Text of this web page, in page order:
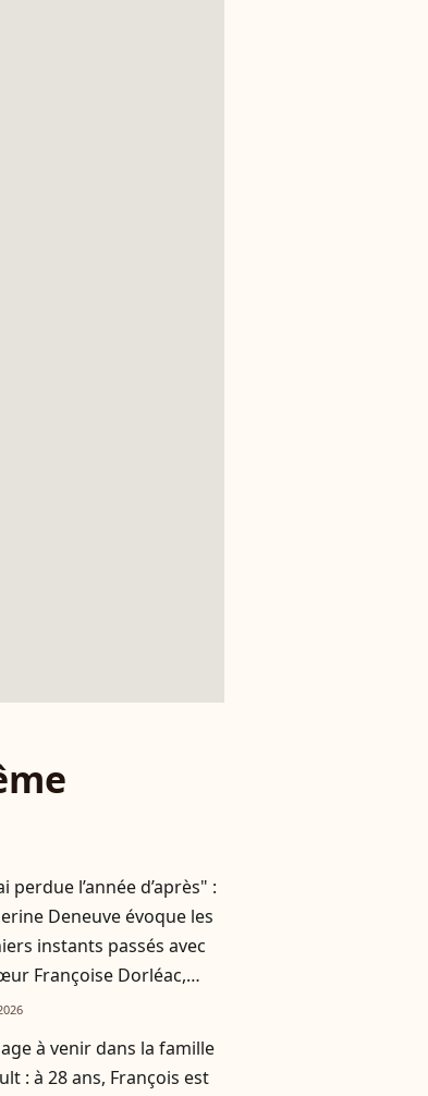
perdue l’année d’après" :
Deneuve évoque les
instants passés avec
Françoise Dorléac,
à 25 ans
à venir dans la famille
: à 28 ans, François est